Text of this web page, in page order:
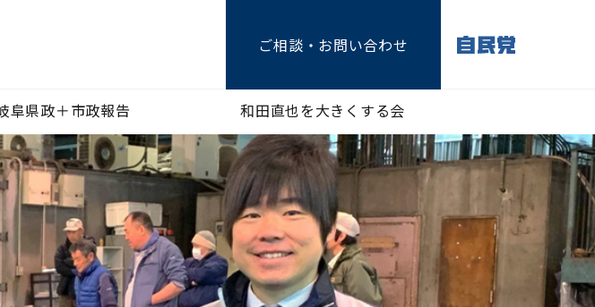
ご相談 ・お問い合わせ
阜県政＋市政報告 和田直也を大きくする会